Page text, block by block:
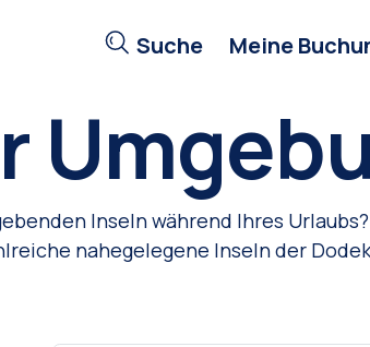
Suche Meine
Inseln während Ihres
nahegelegene Inseln der